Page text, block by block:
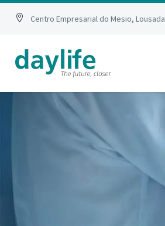
Centro Empresarial do Mesio, Lousada